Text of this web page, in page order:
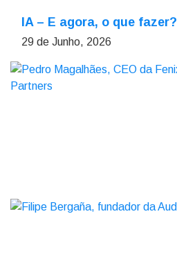
IA – E agora, o que fazer?
29 de Junho, 2026